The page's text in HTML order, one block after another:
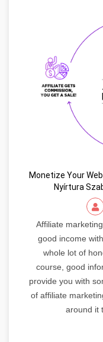
Monetize Your
Nyírtura
Affiliate
good income
whole lot of
course, good
provide you with
of affiliate
around it